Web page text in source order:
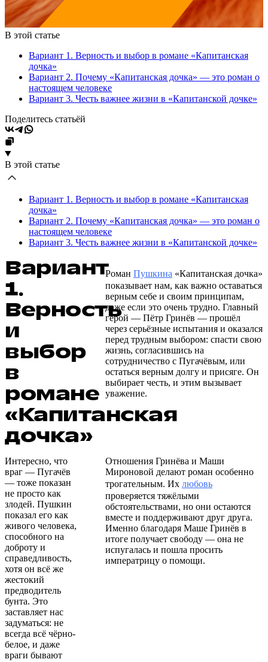
В этой статье
Вариант 1. Верность и выбор в романе «Капитанская
дочка»
Вариант 2. Почему «Капитанская дочка» — это роман о
настоящем человеке
Вариант 3. Честь важнее жизни в «Капитанской дочке»
Поделитесь статьёй
В этой статье
Вариант 1. Верность и выбор в романе «Капитанская
дочка»
Вариант 2. Почему «Капитанская дочка» — это роман о
настоящем человеке
Вариант 3. Честь важнее жизни в «Капитанской дочке»
Вариант
1.
Верность
и
выбор
в
романе
«Капитанская
дочка»
Роман Пушкина «Капитанская дочка»
показывает нам, как важно оставаться
верным себе и своим принципам,
даже если это очень трудно. Главный
герой — Пётр Гринёв — прошёл
через серьёзные испытания и оказался
перед трудным выбором: спасти свою
жизнь, согласившись на
сотрудничество с Пугачёвым, или
остаться верным долгу и присяге. Он
выбирает честь, и этим вызывает
уважение.
Интересно, что
враг — Пугачёв
— тоже показан
не просто как
злодей. Пушкин
показал его как
живого человека,
способного на
доброту и
справедливость,
хотя он всё же
жестокий
предводитель
бунта. Это
заставляет нас
задуматься: не
всегда всё чёрно-
белое, и даже
враги бывают
Отношения Гринёва и Маши
Мироновой делают роман особенно
трогательным. Их любовь
проверяется тяжёлыми
обстоятельствами, но они остаются
вместе и поддерживают друг друга.
Именно благодаря Маше Гринёв в
итоге получает свободу — она не
испугалась и пошла просить
императрицу о помощи.